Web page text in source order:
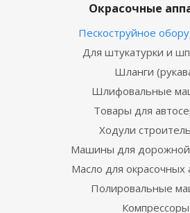
Окрасочные
Пескоструйное
Для штукатурки и
Шланги
Шлифовальные
Товары для
Ходули
Машины для дорожной
Масло для окрасочных
Полировальные
Компрессоры